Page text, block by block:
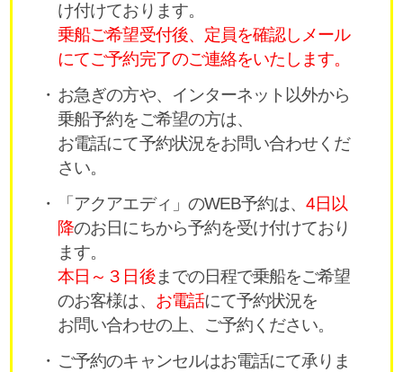
け付けております。
乗船ご希望受付後、定員を確認しメール
にてご予約完了のご連絡をいたします。
お急ぎの方や、インターネット以外から
乗船予約をご希望の方は、
お電話にて予約状況をお問い合わせくだ
さい。
「アクアエディ」のWEB予約は、4日以
降のお日にちから予約を受け付けており
ます。
本日～３日後までの日程で乗船をご希望
のお客様は、 お電話にて予約状況を
お問い合わせの上、ご予約ください。
ご予約のキャンセルはお電話にて承りま